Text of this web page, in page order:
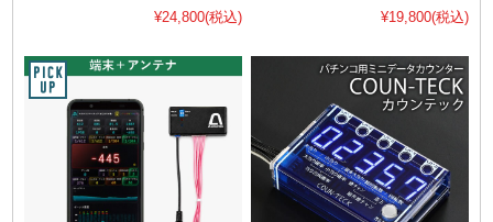
¥24,800(税込)
¥19,800(税込)